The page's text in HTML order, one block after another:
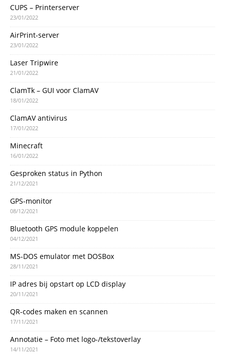
CUPS – Printerserver
23/01/2022
AirPrint-server
23/01/2022
Laser Tripwire
21/01/2022
ClamTk – GUI voor ClamAV
18/01/2022
ClamAV antivirus
17/01/2022
Minecraft
16/01/2022
Gesproken status in Python
21/12/2021
GPS-monitor
08/12/2021
Bluetooth GPS module koppelen
04/12/2021
MS-DOS emulator met DOSBox
28/11/2021
IP adres bij opstart op LCD display
20/11/2021
QR-codes maken en scannen
17/11/2021
Annotatie – Foto met logo-/tekstoverlay
14/11/2021